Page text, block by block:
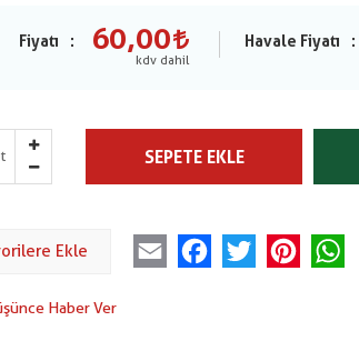
Fiyatı 60,00 Havale Fiyatı
SEPETE EKLE
Ekle Email FacebookTwitter Pinterest
Haber Ver